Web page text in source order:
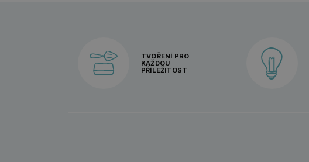
TVOŘENÍ PRO
KAŽDOU
PŘÍLEŽITOST